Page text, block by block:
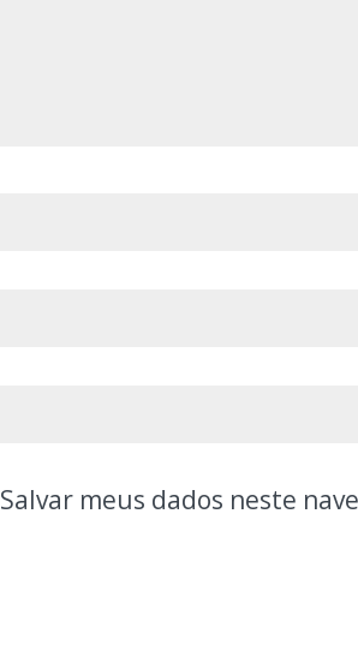
Salvar meus dados neste